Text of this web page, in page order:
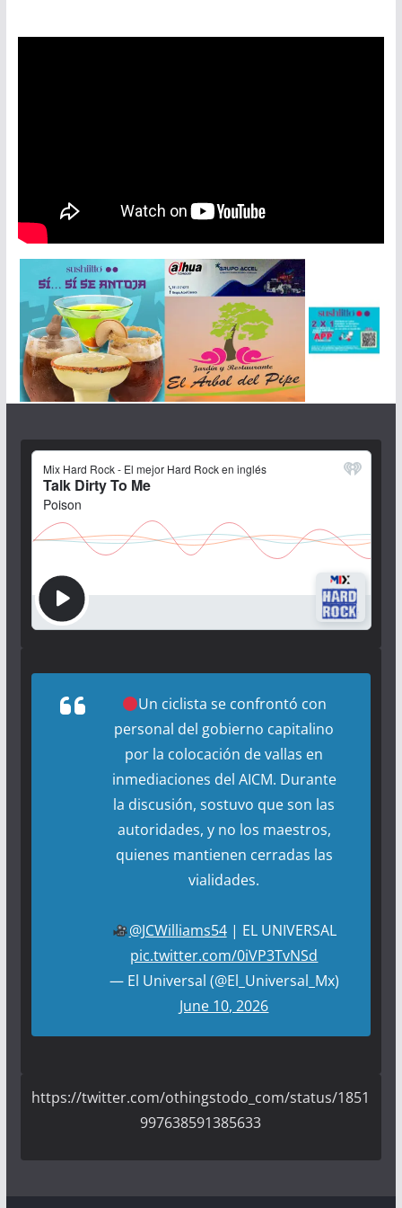
Un ciclista se confrontó con
personal del gobierno capitalino
por la colocación de vallas en
inmediaciones del AICM. Durante
la discusión, sostuvo que son las
autoridades, y no los maestros,
quienes mantienen cerradas las
vialidades.
@JCWilliams54| EL UNIVERSAL
pic.twitter.com/0iVP3TvNSd
— El Universal (@El_Universal_Mx)
June 10, 2026
https://twitter.com/othingstodo_com/status/1851
997638591385633